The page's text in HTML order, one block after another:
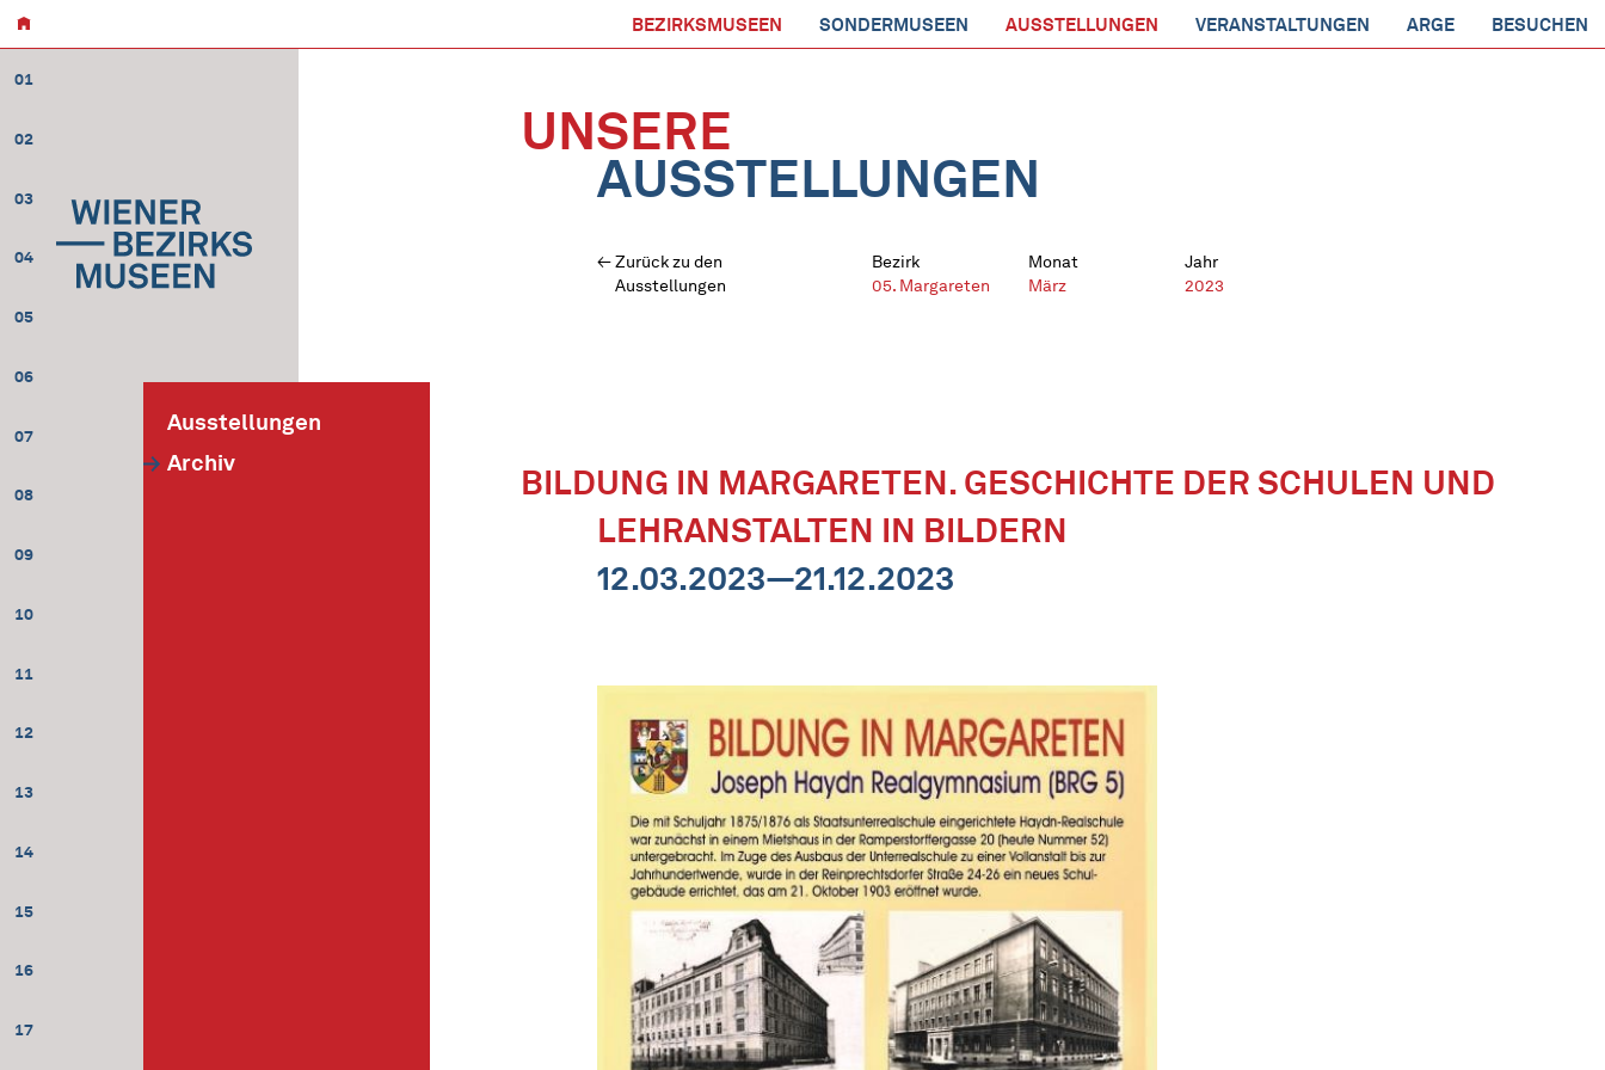
BEZIRKSMUSEEN SONDERMUSEEN AUSSTELLUNGEN VERANSTALTUNGEN ARGE BESUCHEN
01
02
03
04
05
06
07
08
09
10
11
12
13
14
15
16
17
Ausstellungen
Archiv
UNSERE
AUSSTELLUNGEN
Zurück zu den
Ausstellungen
Bezirk
05. Margareten
Monat
März
Jahr
2023
BILDUNG IN MARGARETEN. GESCHICHTE DER SCHULEN UND
LEHRANSTALTEN IN BILDERN
12.03.2023—21.12.2023